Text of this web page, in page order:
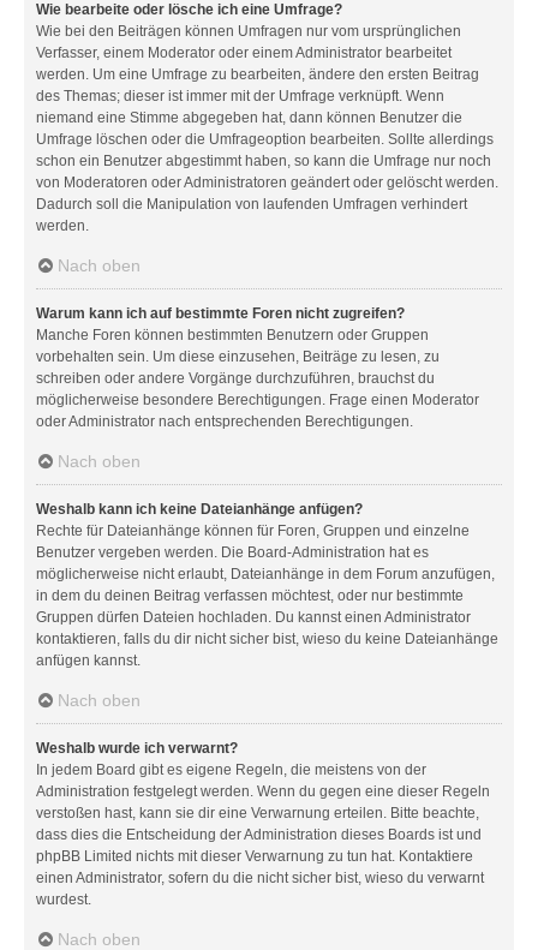
Wie bearbeite oder lösche ich eine Umfrage?
Wie bei den Beiträgen können Umfragen nur vom ursprünglichen
Verfasser, einem Moderator oder einem Administrator bearbeitet
werden. Um eine Umfrage zu bearbeiten, ändere den ersten Beitrag
des Themas; dieser ist immer mit der Umfrage verknüpft. Wenn
niemand eine Stimme abgegeben hat, dann können Benutzer die
Umfrage löschen oder die Umfrageoption bearbeiten. Sollte allerdings
schon ein Benutzer abgestimmt haben, so kann die Umfrage nur noch
von Moderatoren oder Administratoren geändert oder gelöscht werden.
Dadurch soll die Manipulation von laufenden Umfragen verhindert
werden.
Nach oben
Warum kann ich auf bestimmte Foren nicht zugreifen?
Manche Foren können bestimmten Benutzern oder Gruppen
vorbehalten sein. Um diese einzusehen, Beiträge zu lesen, zu
schreiben oder andere Vorgänge durchzuführen, brauchst du
möglicherweise besondere Berechtigungen. Frage einen Moderator
oder Administrator nach entsprechenden Berechtigungen.
Nach oben
Weshalb kann ich keine Dateianhänge anfügen?
Rechte für Dateianhänge können für Foren, Gruppen und einzelne
Benutzer vergeben werden. Die Board-Administration hat es
möglicherweise nicht erlaubt, Dateianhänge in dem Forum anzufügen,
in dem du deinen Beitrag verfassen möchtest, oder nur bestimmte
Gruppen dürfen Dateien hochladen. Du kannst einen Administrator
kontaktieren, falls du dir nicht sicher bist, wieso du keine Dateianhänge
anfügen kannst.
Nach oben
Weshalb wurde ich verwarnt?
In jedem Board gibt es eigene Regeln, die meistens von der
Administration festgelegt werden. Wenn du gegen eine dieser Regeln
verstoßen hast, kann sie dir eine Verwarnung erteilen. Bitte beachte,
dass dies die Entscheidung der Administration dieses Boards ist und
phpBB Limited nichts mit dieser Verwarnung zu tun hat. Kontaktiere
einen Administrator, sofern du die nicht sicher bist, wieso du verwarnt
wurdest.
Nach oben